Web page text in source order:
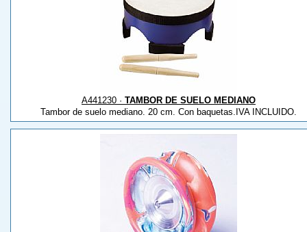
A441230 · TAMBOR DE SUELO MEDIANO
Tambor de suelo mediano. 20 cm. Con baquetas.IVA INCLUIDO.